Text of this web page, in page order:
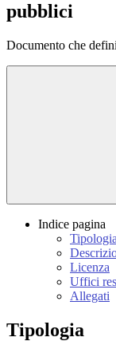
pubblici
Documento che
Indice pagina
Tipologia
Licenza
Uffici
Allegati
Tipologia